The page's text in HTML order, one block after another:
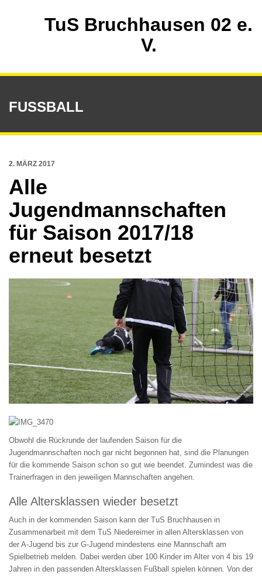
TuS Bruchhausen 02 e.
V.
FUSSBALL
2. MÄRZ 2017
Alle
Jugendmannschaften
für Saison 2017/18
erneut besetzt
Obwohl die Rückrunde der laufenden Saison für die
Jugendmannschaften noch gar nicht begonnen hat, sind die Planungen
für die kommende Saison schon so gut wie beendet. Zumindest was die
Trainerfragen in den jeweiligen Mannschaften angehen.
Alle Altersklassen wieder besetzt
Auch in der kommenden Saison kann der TuS Bruchhausen in
Zusammenarbeit mit dem TuS Niedereimer in allen Altersklassen von
der A-Jugend bis zur G-Jugend mindestens eine Mannschaft am
Spielbetrieb melden. Dabei werden über 100 Kinder im Alter von 4 bis 19
Jahren in den passenden Altersklassen Fußball spielen können. Von der